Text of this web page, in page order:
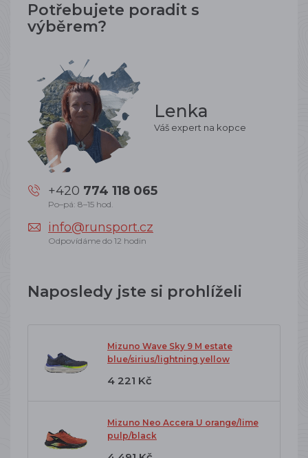
Potřebujete poradit s
výběrem?
Lenka
Váš expert na kopce
+420 774 118 065
Po–pá: 8–15 hod.
info@runsport.cz
Odpovídáme do 12 hodin
Naposledy jste si prohlíželi
Mizuno Wave Sky 9 M estate
blue/sirius/lightning yellow
4 221 Kč
Mizuno Neo Accera U orange/lime
pulp/black